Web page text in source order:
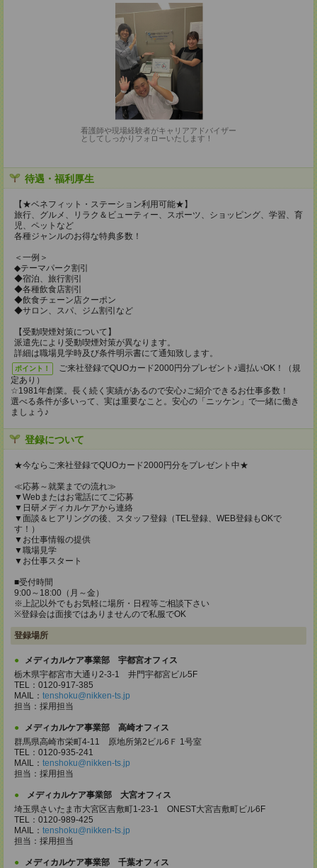
看護師や現場経験者がキャリアアドバイザー
としてしっかりフォローいたします！
待遇・福利厚生
【★ベネフィット・ステーション利用可能★】
旅行、グルメ、リラク＆ビューティー、スポーツ、ショッピング、学習、育
児、ペットなど
各種ジャンルのお得な特典多数！
＜一例＞
◆テーマパーク割引
◆宿泊、旅行割引
◆各種飲食店割引
◆飲食チェーン店クーポン
◆サロン、スパ、ジム割引など
【受動喫煙対策について】
派遣先により受動喫煙対策が異なります。
詳細は職場見学時及び条件明示書にて通知致します。
ポイント！
ご来社登録でQUOカード2000円分プレゼント♪週払いOK！（規
定あり）
☆1981年創業。長く続く実績があるので安心♪ご紹介できるお仕事多数！
選べる条件が多いって、実は重要なこと。安心の「ニッケン」で一緒に働き
ましょう♪
登録について
★今ならご来社登録でQUOカード2000円分をプレゼント中★
≪応募～就業までの流れ≫
▼Webまたはお電話にてご応募
▼日研メディカルケアから連絡
▼面談＆ヒアリングの後、スタッフ登録（TEL登録、WEB登録もOKで
す！）
▼お仕事情報の提供
▼職場見学
▼お仕事スタート
■受付時間
9:00～18:00（月～金）
※上記以外でもお気軽に場所・日程等ご相談下さい
※登録会は面接ではありませんので私服でOK
登録場所
メディカルケア事業部 宇都宮オフィス
栃木県宇都宮市大通り2-3-1 井門宇都宮ビル5F
TEL：0120-917-385
MAIL： tenshoku@nikken-ts.jp
担当：採用担当
メディカルケア事業部 高崎オフィス
群馬県高崎市栄町4-11 原地所第2ビル6Ｆ 1号室
TEL：0120-935-241
MAIL： tenshoku@nikken-ts.jp
担当：採用担当
メディカルケア事業部 大宮オフィス
埼玉県さいたま市大宮区吉敷町1-23-1 ONEST大宮吉敷町ビル6F
TEL：0120-989-425
MAIL： tenshoku@nikken-ts.jp
担当：採用担当
メディカルケア事業部 千葉オフィス